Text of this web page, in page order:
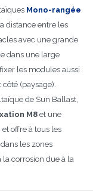
Mono-rangée
distance entre les
avec une grande
dans une large
les modules aussi
(paysage).
de Sun Ballast,
M8 et une
offre à tous les
les zones
la corrosion due à la